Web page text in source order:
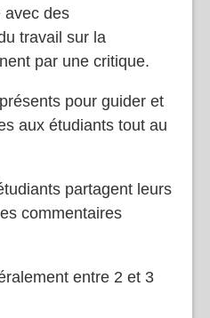
avec des
travail sur la
par une critique.
pour guider et
aux étudiants tout au
partagent leurs
commentaires
entre 2 et 3